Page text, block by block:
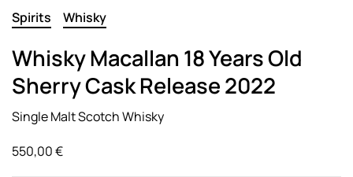
Spirits Whisky
Whisky Macallan 18 Years Old
Sherry Cask Release 2022
Single Malt Scotch Whisky
550,00€